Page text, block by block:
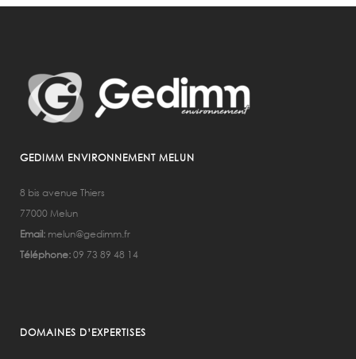
GEDIMM ENVIRONNEMENT MELUN
8 bis avenue Thiers
77000 Melun
Email: melun@gedimm.fr
Téléphone:09 73 89 48 14
DOMAINES D’EXPERTISES